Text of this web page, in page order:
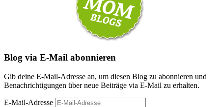
Blog via E-Mail abonnieren
Gib deine E-Mail-Adresse an, um diesen Blog zu abonnieren und
Benachrichtigungen über neue Beiträge via E-Mail zu erhalten.
E-Mail-Adresse